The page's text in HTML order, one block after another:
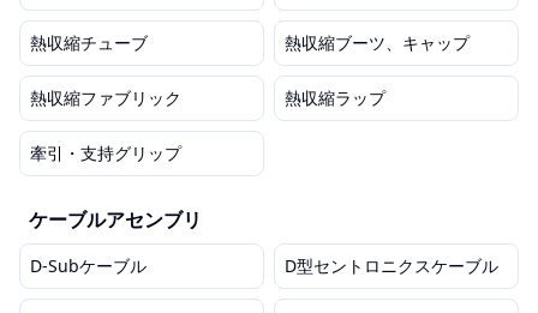
熱収縮チューブ 熱収縮ブーツ、キャップ
熱収縮ファブリック 熱収縮ラップ
牽引・支持グリップ
ケーブルアセンブリ
D-Subケーブル D型セントロニクスケーブル